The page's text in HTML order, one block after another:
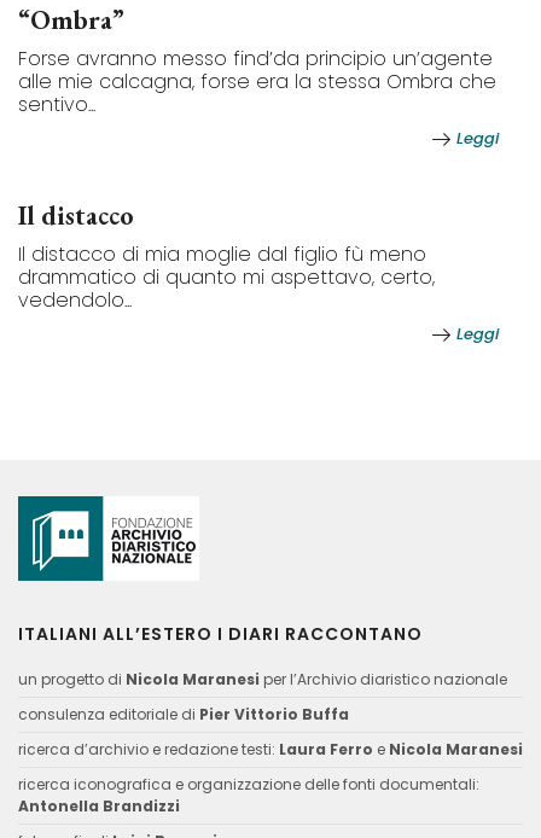
“Ombra”
Forse avranno messo find’da principio un’agente
alle mie calcagna, forse era la stessa Ombra che
sentivo...
Leggi
Il distacco
Il distacco di mia moglie dal figlio fù meno
drammatico di quanto mi aspettavo, certo,
vedendolo...
Leggi
ITALIANI ALL’ESTERO I DIARI RACCONTANO
un progetto di Nicola Maranesi per l’Archivio diaristico nazionale
consulenza editoriale di Pier Vittorio Buffa
ricerca d’archivio e redazione testi: Laura Ferro e Nicola Maranesi
ricerca iconografica e organizzazione delle fonti documentali:
Antonella Brandizzi